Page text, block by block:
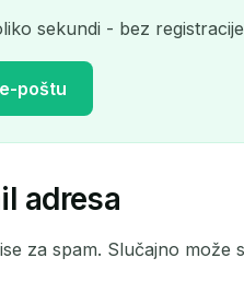
sekundi - bez
poštu
e-pošte:
adresa
za spam. Slučajno